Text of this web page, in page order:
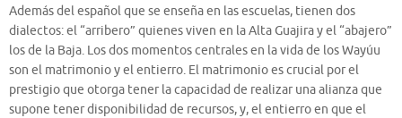
Además del español que se enseña en las escuelas, tienen dos
dialectos: el “arribero” quienes viven en la Alta Guajira y el “abajero”
los de la Baja. Los dos momentos centrales en la vida de los Wayúu
son el matrimonio y el entierro. El matrimonio es crucial por el
prestigio que otorga tener la capacidad de realizar una alianza que
supone tener disponibilidad de recursos, y, el entierro en que el